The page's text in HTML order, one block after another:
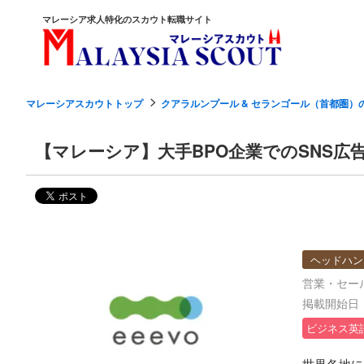
マレーシア求人特化のスカウト転職サイト
マレーシアスカウトトップ クアラルンプール & セランゴール（首都圏）
【マレーシア】大手BPO企業でのSNS
ヘッドハ
営業・セー
掲載開始日
ビジネス英